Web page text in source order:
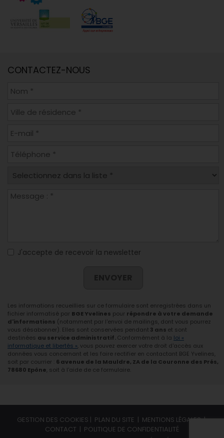
CONTACTEZ-NOUS
J'accepte de recevoir la newsletter
Les informations recueillies sur ce formulaire sont enregistrées dans un
fichier informatisé par BGE Yvelines pour répondre à votre demande
d'informations (notamment par l'envoi de mailings, dont vous pourrez
vous désabonner). Elles sont conservées pendant 3 ans et sont
destinées au service administratif. Conformément à la loi «
informatique et libertés » , vous pouvez exercer votre droit d'accès aux
données vous concernant et les faire rectifier en contactant BGE Yvelines,
soit par courrier :
6 avenue de la Mauldre, ZA de la Couronne des Prés,
78680 Epône , soit à l'aide de ce formulaire.
GESTION DES COOKIES | PLAN DU SITE | MENTIONS LÉGALES|
CONTACT | POLITIQUE DE CONFIDENTIALITÉ